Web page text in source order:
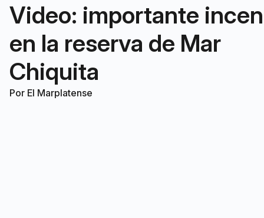
Video: importante
en la reserva de Mar
Chiquita
Por El Marplatense